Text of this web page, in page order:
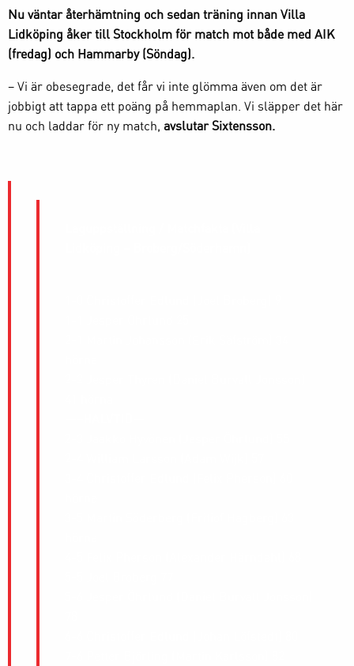
Nu väntar återhämtning och sedan träning innan Villa
Lidköping åker till Stockholm för match mot både med AIK
(fredag) och Hammarby (Söndag).
– Vi är obesegrade, det får vi inte glömma även om det är
jobbigt att tappa ett poäng på hemmaplan. Vi släpper det här
nu och laddar för ny match, avslutar Sixtensson.